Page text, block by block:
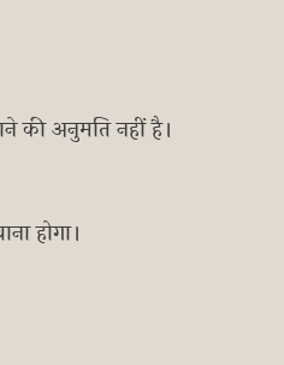
की अनुमति नहीं है।
होगा।